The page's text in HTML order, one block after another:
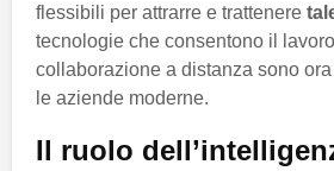
flessibili per attrarre e trattenere
tecnologie che consentono il
collaborazione a distanza sono
le aziende moderne.
Il ruolo